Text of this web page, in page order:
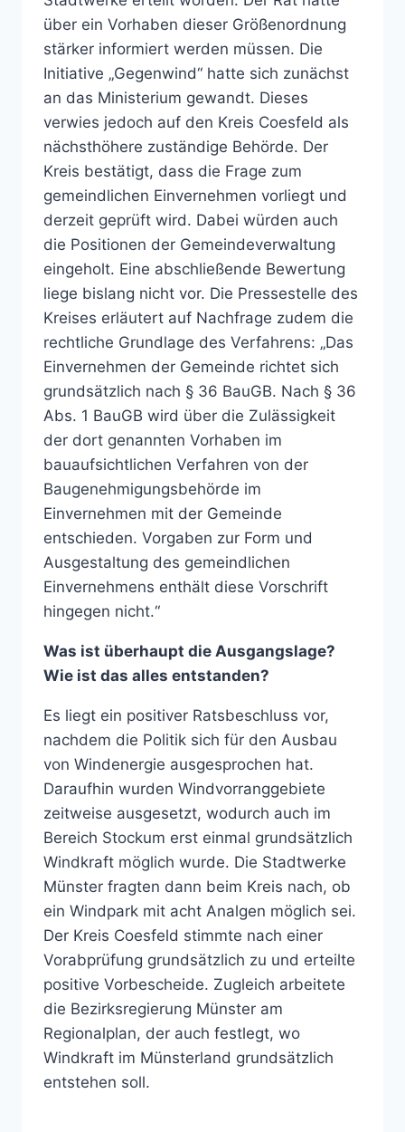
über ein Vorhaben dieser Größenordnung
stärker informiert werden müssen. Die
Initiative „Gegenwind“ hatte sich zunächst
an das Ministerium gewandt. Dieses
verwies jedoch auf den Kreis Coesfeld als
nächsthöhere zuständige Behörde. Der
Kreis bestätigt, dass die Frage zum
gemeindlichen Einvernehmen vorliegt und
derzeit geprüft wird. Dabei würden auch
die Positionen der Gemeindeverwaltung
eingeholt. Eine abschließende Bewertung
liege bislang nicht vor. Die Pressestelle des
Kreises erläutert auf Nachfrage zudem die
rechtliche Grundlage des Verfahrens: „Das
Einvernehmen der Gemeinde richtet sich
grundsätzlich nach § 36 BauGB. Nach § 36
Abs. 1 BauGB wird über die Zulässigkeit
der dort genannten Vorhaben im
bauaufsichtlichen Verfahren von der
Baugenehmigungsbehörde im
Einvernehmen mit der Gemeinde
entschieden. Vorgaben zur Form und
Ausgestaltung des gemeindlichen
Einvernehmens enthält diese Vorschrift
hingegen nicht.“
Was ist überhaupt die Ausgangslage?
Wie ist das alles entstanden?
Es liegt ein positiver Ratsbeschluss vor,
nachdem die Politik sich für den Ausbau
von Windenergie ausgesprochen hat.
Daraufhin wurden Windvorranggebiete
zeitweise ausgesetzt, wodurch auch im
Bereich Stockum erst einmal grundsätzlich
Windkraft möglich wurde. Die Stadtwerke
Münster fragten dann beim Kreis nach, ob
ein Windpark mit acht Analgen möglich sei.
Der Kreis Coesfeld stimmte nach einer
Vorabprüfung grundsätzlich zu und erteilte
positive Vorbescheide. Zugleich arbeitete
die Bezirksregierung Münster am
Regionalplan, der auch festlegt, wo
Windkraft im Münsterland grundsätzlich
entstehen soll.